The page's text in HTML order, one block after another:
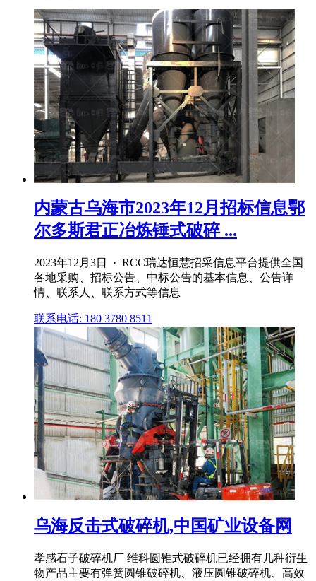
内蒙古乌海市2023年12月招标信息鄂
尔多斯君正冶炼锤式破碎 ...
2023年12月3日 · RCC瑞达恒慧招采信息平台提供全国
各地采购、招标公告、中标公告的基本信息、公告详
情、联系人、联系方式等信息
联系电话: 180 3780 8511
乌海反击式破碎机,中国矿业设备网
孝感石子破碎机厂 维科圆锥式破碎机已经拥有几种衍生
物产品主要有弹簧圆锥破碎机、液压圆锥破碎机、高效